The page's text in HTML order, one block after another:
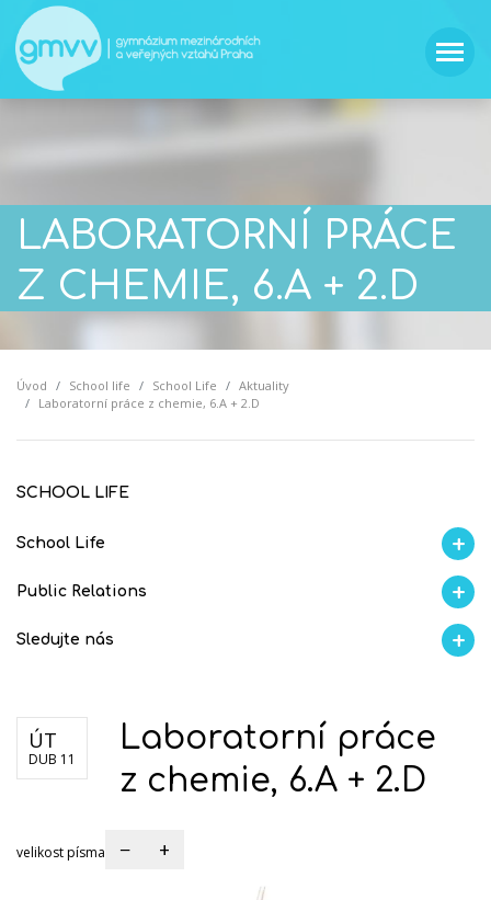
LABORATORNÍ PRÁCE
Z CHEMIE, 6.A + 2.D
Úvod School life School Life
Aktuality
Laboratorní práce z chemie, 6.A + 2.D
SCHOOL LIFE
School Life
Aktuality Proběhlo na GMVV AI Ambasador
Public Relations
Školní magazín REFRESH Soutěže
Sledujte nás
ÚT
DUB 11
Laboratorní práce
z chemie, 6.A + 2.D
velikost písma − +